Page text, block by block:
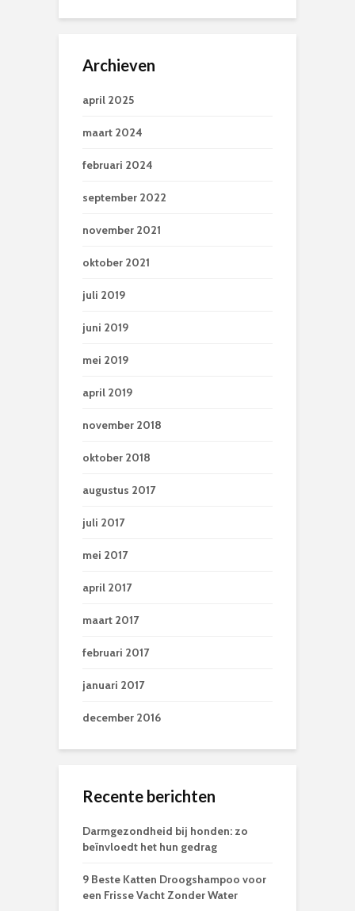
Archieven
april 2025
maart 2024
februari 2024
september 2022
november 2021
oktober 2021
juli 2019
juni 2019
mei 2019
april 2019
november 2018
oktober 2018
augustus 2017
juli 2017
mei 2017
april 2017
maart 2017
februari 2017
januari 2017
december 2016
Recente berichten
Darmgezondheid bij honden: zo
beïnvloedt het hun gedrag
9 Beste Katten Droogshampoo voor
een Frisse Vacht Zonder Water